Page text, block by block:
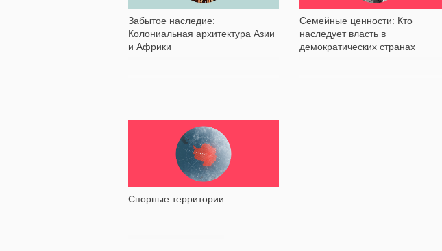
Забытое наследие:
Колониальная архитектура Азии
и Африки
Семейные ценности: Кто
наследует власть в
демократических странах
Спорные территории
11 245